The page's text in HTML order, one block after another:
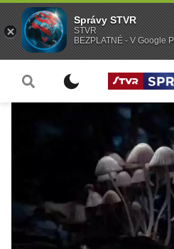
Správy STVR
STVR
BEZPLATNÉ - V Google